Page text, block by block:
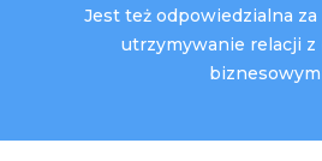
Jest też odpowiedzialna
utrzymywanie relacji z